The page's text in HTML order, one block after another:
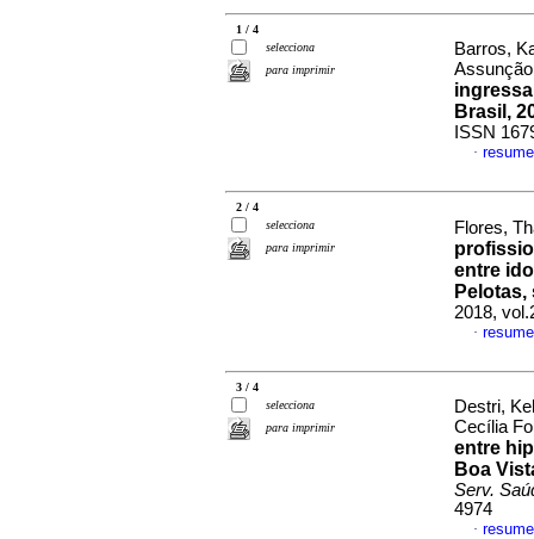
1 / 4
selecciona
para imprimir
Barros,
Brasil,
ISSN
·
2 / 4
selecciona
para imprimir
Flores,
entre
Pelotas,
2018,
·
3 / 4
selecciona
para imprimir
Destri,
Cecília
entre
Boa
Serv.
4974
·